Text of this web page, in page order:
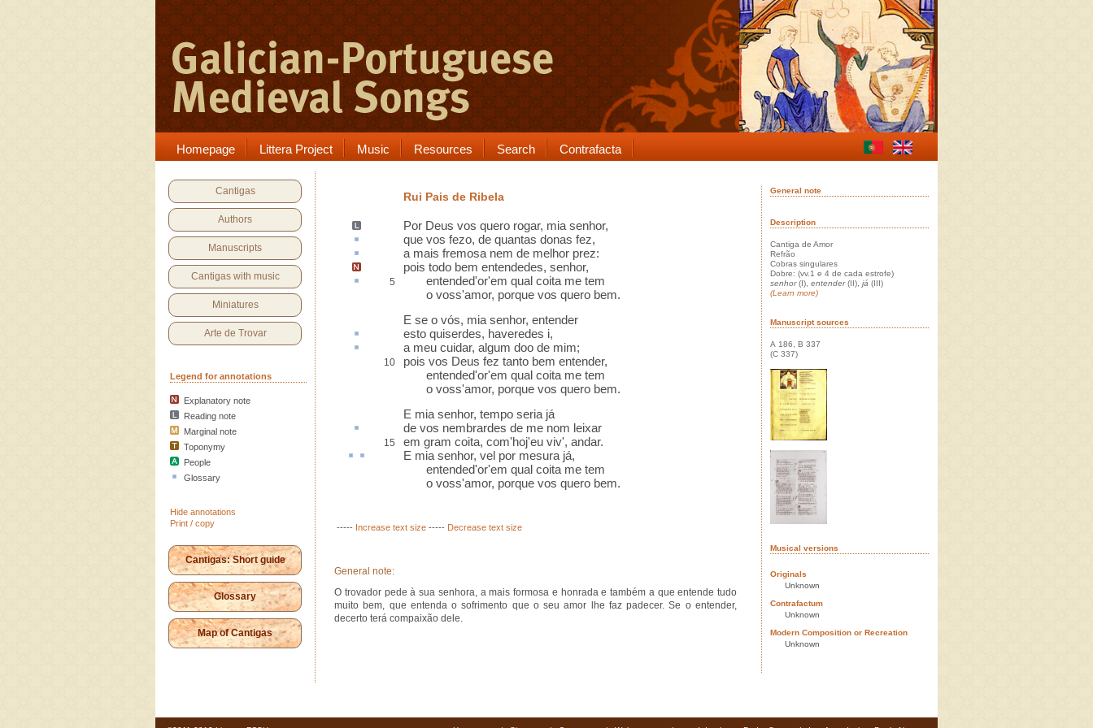
Homepage Littera Project Music Resources Search Contrafacta
Cantigas
Authors
Manuscripts
Cantigas with music
Miniatures
Arte de Trovar
Legend for annotations
Explanatory note
Reading note
Marginal note
Toponymy
People
Glossary
Hide annotations
Print / copy
Cantigas: Short guide
Glossary
Map of Cantigas
Rui Pais de Ribela
Por Deus vos quero rogar, mia senhor,
que vos fezo, de quantas donas fez,
a mais fremosa nem de melhor prez:
pois todo bem entendedes, senhor,
5 entended'or'em qual coita me tem
o voss'amor, porque vos quero bem.
E se o vós, mia senhor, entender
esto quiserdes, haveredes i,
a meu cuidar, algum doo de mim;
10
pois vos Deus fez tanto bem entender,
entended'or'em qual coita me tem
o voss'amor, porque vos quero bem.
E mia senhor, tempo seria já
de vos nembrardes de me nom leixar
15
em gram coita, com'hoj'eu viv', andar.
E mia senhor, vel por mesura já,
entended'or'em qual coita me tem
o voss'amor, porque vos quero bem.
----- Increase text size ----- Decrease text size
General note:
O trovador pede à sua senhora, a mais formosa e honrada e também a que entende tudo
muito bem, que entenda o sofrimento que o seu amor lhe faz padecer. Se o entender,
decerto terá compaixão dele.
General note
Description
Cantiga de Amor
Refrão
Cobras singulares
Dobre: (vv.1 e 4 de cada estrofe)
senhor(I), entender(II), já (III)
(Learn more)
Manuscript sources
A 186, B 337
(C 337)
Musical versions
Originals
Unknown
Contrafactum
Unknown
Modern Composition or Recreation
Unknown